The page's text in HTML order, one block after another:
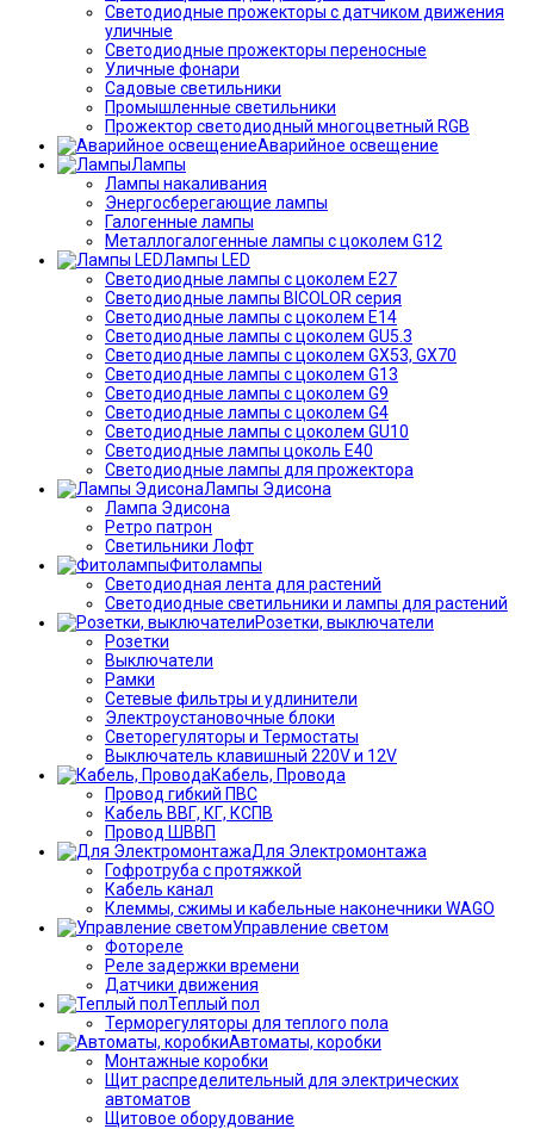
Светодиодные прожекторы с датчиком движения
уличные
Светодиодные прожекторы переносные
Уличные фонари
Садовые светильники
Промышленные светильники
Прожектор светодиодный многоцветный RGB
Аварийное освещение
Лампы
Лампы накаливания
Энергосберегающие лампы
Галогенные лампы
Металлогалогенные лампы с цоколем G12
Лампы LED
Светодиодные лампы с цоколем E27
Светодиодные лампы BICOLOR серия
Светодиодные лампы с цоколем E14
Светодиодные лампы с цоколем GU5.3
Светодиодные лампы с цоколем GX53, GX70
Светодиодные лампы с цоколем G13
Светодиодные лампы с цоколем G9
Светодиодные лампы с цоколем G4
Светодиодные лампы с цоколем GU10
Светодиодные лампы цоколь Е40
Светодиодные лампы для прожектора
Лампы Эдисона
Лампа Эдисона
Ретро патрон
Светильники Лофт
Фитолампы
Светодиодная лента для растений
Светодиодные светильники и лампы для растений
Розетки, выключатели
Розетки
Выключатели
Рамки
Сетевые фильтры и удлинители
Электроустановочные блоки
Светорегуляторы и Термостаты
Выключатель клавишный 220V и 12V
Кабель, Провода
Провод гибкий ПВС
Кабель ВВГ, КГ, КСПВ
Провод ШВВП
Для Электромонтажа
Гофротруба с протяжкой
Кабель канал
Клеммы, сжимы и кабельные наконечники WAGO
Управление светом
Фотореле
Реле задержки времени
Датчики движения
Теплый пол
Терморегуляторы для теплого пола
Автоматы, коробки
Монтажные коробки
Щит распределительный для электрических
автоматов
Щитовое оборудование